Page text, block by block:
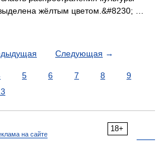
жёлтым цветом.&#8230; …
Следующая →
5 6 7 8
9
18+
на сайте